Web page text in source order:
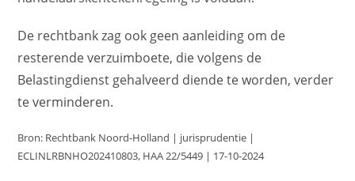
De rechtbank zag ook geen aanleiding om de
resterende verzuimboete, die volgens de
Belastingdienst gehalveerd diende te worden, verder
te verminderen.
Bron: Rechtbank Noord-Holland | jurisprudentie |
ECLINLRBNHO202410803, HAA 22/5449 | 17-10-2024